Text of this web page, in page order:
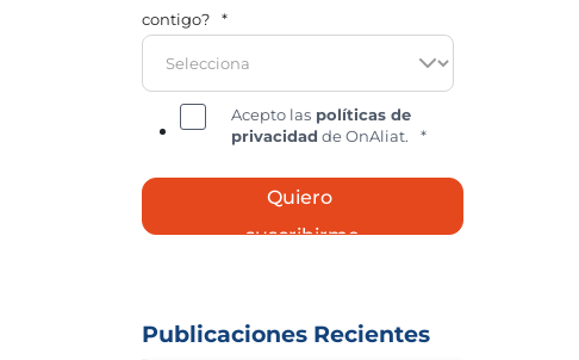
contigo?
*
Acepto las políticas de
privacidad de OnAliat. *
Publicaciones Recientes